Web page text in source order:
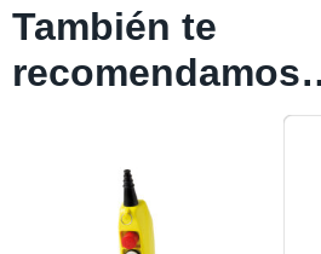
También te